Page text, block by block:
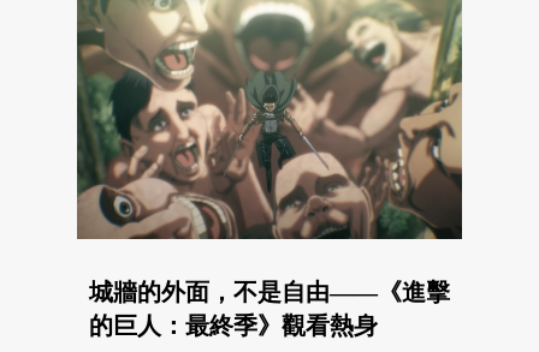
城牆的外面，不是自由——《進擊
的巨人：最終季》觀看熱身